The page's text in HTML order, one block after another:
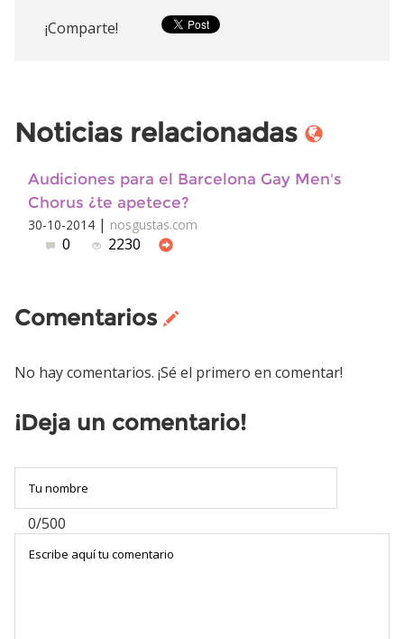
¡Comparte!
Noticias relacionadas
Audiciones para el Barcelona Gay Men's
Chorus ¿te apetece?
30-10-2014 | nosgustas.com
0 2230
Comentarios
No hay comentarios. ¡Sé el primero en comentar!
¡Deja un comentario!
0/500